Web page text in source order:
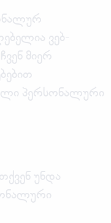
ვებ-
მიერ
პერსონალური
უნდა